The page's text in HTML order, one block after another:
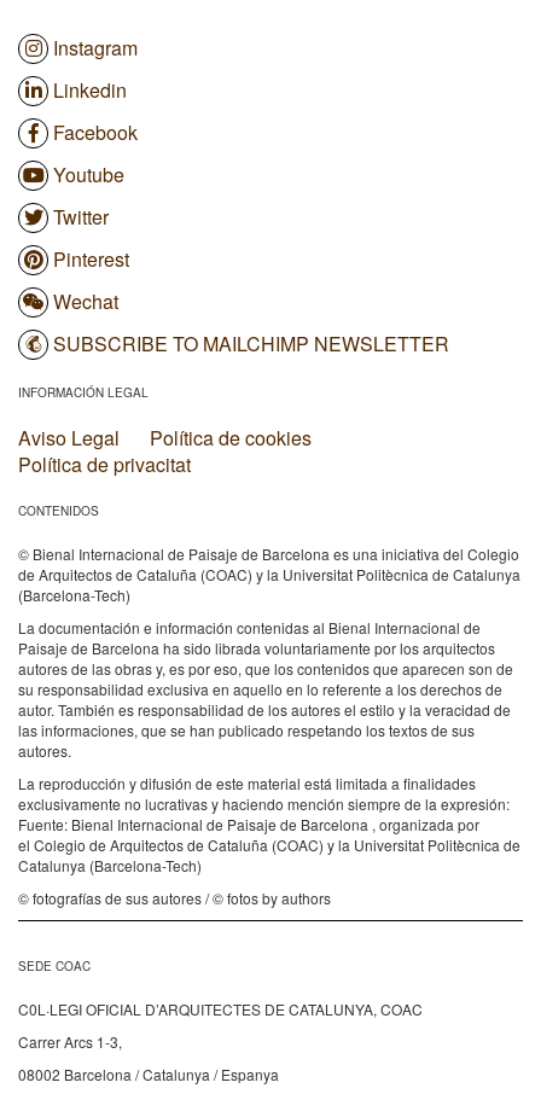
Instagram
Linkedin
Facebook
Youtube
Twitter
Pinterest
Wechat
SUBSCRIBE TO MAILCHIMP NEWSLETTER
INFORMACIÓN LEGAL
Aviso Legal
Política de cookies
Política de privacitat
CONTENIDOS
© Bienal Internacional de Paisaje de Barcelona es una iniciativa del Colegio
de Arquitectos de Cataluña (COAC) y la Universitat Politècnica de Catalunya
(Barcelona-Tech)
La documentación e información contenidas al Bienal Internacional de
Paisaje de Barcelona ha sido librada voluntariamente por los arquitectos
autores de las obras y, es por eso, que los contenidos que aparecen son de
su responsabilidad exclusiva en aquello en lo referente a los derechos de
autor. También es responsabilidad de los autores el estilo y la veracidad de
las informaciones, que se han publicado respetando los textos de sus
autores.
La reproducción y difusión de este material está limitada a finalidades
exclusivamente no lucrativas y haciendo mención siempre de la expresión:
Fuente: Bienal Internacional de Paisaje de Barcelona , organizada por
el Colegio de Arquitectos de Cataluña (COAC) y la Universitat Politècnica de
Catalunya (Barcelona-Tech)
© fotografías de sus autores / © fotos by authors
SEDE COAC
C0L·LEGI OFICIAL D’ARQUITECTES DE CATALUNYA, COAC
Carrer Arcs 1-3,
08002 Barcelona / Catalunya / Espanya